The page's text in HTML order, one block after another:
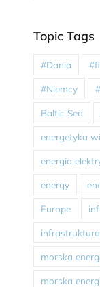
Topic Tags
#Dania
#Niemcy
Baltic Sea
energetyka
energia
energy
Europe
morska
morska